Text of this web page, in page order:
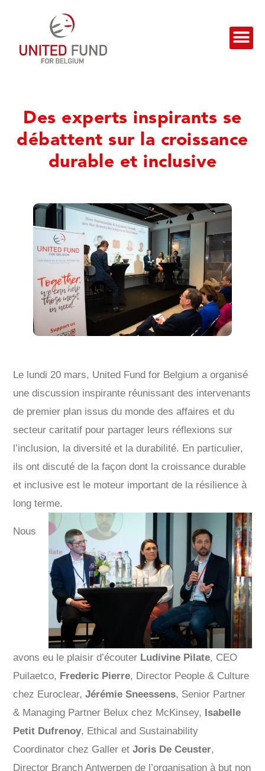
Des experts inspirants se
débattent sur la croissance
durable et inclusive
Le lundi 20 mars, United Fund for Belgium a organisé
une discussion inspirante réunissant des intervenants
de premier plan issus du monde des affaires et du
secteur caritatif pour partager leurs réflexions sur
l’inclusion, la diversité et la durabilité. En particulier,
ils ont discuté de la façon dont la croissance durable
et inclusive est le moteur important de la résilience à
long terme.
Nous
avons eu le plaisir d’écouter Ludivine Pilate, CEO
Puilaetco, Frederic Pierre, Director People & Culture
chez Euroclear,Jérémie Sneessens, Senior Partner
& Managing Partner Belux chez McKinsey, Isabelle
Petit Dufrenoy, Ethical and Sustainability
Coordinator chez Galler etJoris De Ceuster,
Director Branch Antwerpen de l’organisation à but non